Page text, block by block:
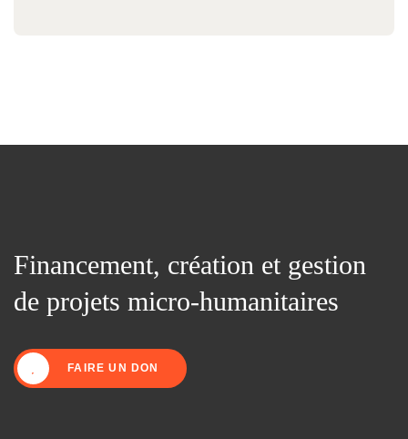
Financement, création et gestion
de projets micro-humanitaires
FAIRE UN DON